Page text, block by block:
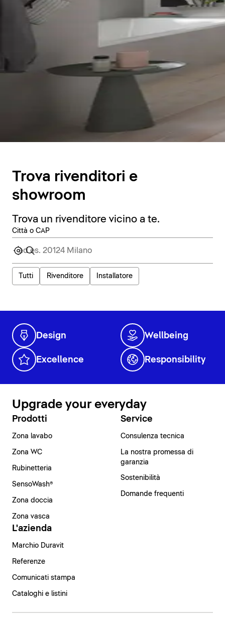
Trova rivenditori e
showroom
Trova un rivenditore vicino a te.
Città o CAP
Tutti Rivenditore Installatore
Design Wellbeing
Excellence Responsibility
Upgrade your everyday
Prodotti
Zona lavabo
Zona WC
Rubinetteria
SensoWash®
Zona doccia
Zona vasca
Service
Consulenza tecnica
La nostra promessa di
garanzia
Sostenibilità
Domande frequenti
L'azienda
Marchio Duravit
Referenze
Comunicati stampa
Cataloghi e listini